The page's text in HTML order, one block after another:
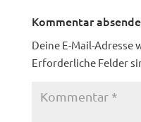
Kommentar
Deine E-Mail-
Erforderliche Felder